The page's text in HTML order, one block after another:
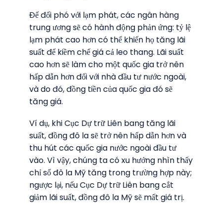
Để đối phó với lạm phát, các ngân hàng
trung ương sẽ có hành động phản ứng: tỷ lệ
lạm phát cao hơn có thể khiến họ tăng lãi
suất để kiềm chế giá cả leo thang. Lãi suất
cao hơn sẽ làm cho một quốc gia trở nên
hấp dẫn hơn đối với nhà đầu tư nước ngoài,
và do đó, đồng tiền của quốc gia đó sẽ
tăng giá.
Ví dụ, khi Cục Dự trữ Liên bang tăng lãi
suất, đồng đô la sẽ trở nên hấp dẫn hơn và
thu hút các quốc gia nước ngoài đầu tư
vào. Vì vậy, chúng ta có xu hướng nhìn thấy
chỉ số đô la Mỹ tăng trong trường hợp này;
ngược lại, nếu Cục Dự trữ Liên bang cắt
giảm lãi suất, đồng đô la Mỹ sẽ mất giá trị.